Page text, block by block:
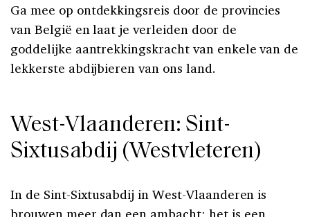
Ga mee op ontdekkingsreis door de provincies
van België en laat je verleiden door de
goddelijke aantrekkingskracht van enkele van de
lekkerste abdijbieren van ons land.
West-Vlaanderen: Sint-
Sixtusabdij (Westvleteren)
In de Sint-Sixtusabdij in West-Vlaanderen is
brouwen meer dan een ambacht; het is een